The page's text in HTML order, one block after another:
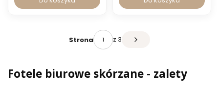
Strona z 3
Fotele biurowe skórzane - zalety